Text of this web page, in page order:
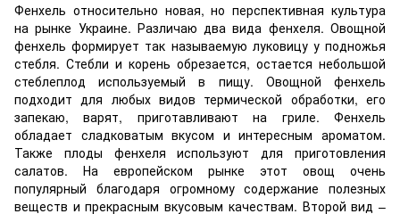
Фенхель относительно новая, но перспективная культура
на рынке Украине. Различаю два вида фенхеля. Овощной
фенхель формирует так называемую луковицу у подножья
стебля. Стебли и корень обрезается, остается небольшой
стеблеплод используемый в пищу. Овощной фенхель
подходит для любых видов термической обработки, его
запекаю, варят, приготавливают на гриле. Фенхель
обладает сладковатым вкусом и интересным ароматом.
Также плоды фенхеля используют для приготовления
салатов. На европейском рынке этот овощ очень
популярный благодаря огромному содержание полезных
веществ и прекрасным вкусовым качествам. Второй вид –